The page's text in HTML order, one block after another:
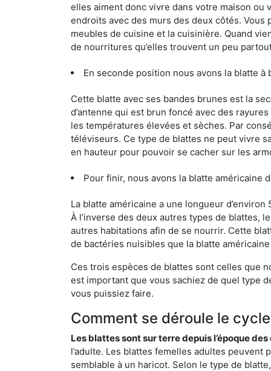
elles aiment donc vivre dans votre maison ou
endroits avec des murs des deux côtés.
meubles de cuisine et la cuisinière. Quand
de nourritures qu’elles trouvent un peu
En seconde position nous avons la blatte à
Cette blatte avec ses bandes brunes est la
d’antenne qui est brun foncé avec des
les températures élevées et sèches. Par
téléviseurs. Ce type de blattes ne peut vivre
en hauteur pour pouvoir se cacher sur les
Pour finir, nous avons la blatte américaine
La blatte américaine a une longueur
À l’inverse des deux autres types de blattes,
autres habitations afin de se nourrir. Cette
de bactéries nuisibles que la blatte
Ces trois espèces de blattes sont celles que
est important que vous sachiez de quel type
vous puissiez faire.
Comment se déroule le
Les blattes sont sur terre depuis l’époque
l’adulte. Les blattes femelles adultes
semblable à un haricot. Selon le type de